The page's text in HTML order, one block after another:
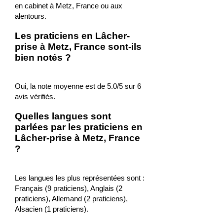
en cabinet à Metz, France ou aux
alentours.
Les praticiens en Lâcher-
prise à Metz, France sont-ils
bien notés ?
Oui, la note moyenne est de 5.0/5 sur 6
avis vérifiés.
Quelles langues sont
parlées par les praticiens en
Lâcher-prise à Metz, France
?
Les langues les plus représentées sont :
Français (9 praticiens), Anglais (2
praticiens), Allemand (2 praticiens),
Alsacien (1 praticiens).